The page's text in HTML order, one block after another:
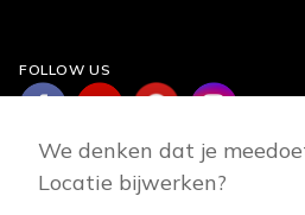
FOLLOW US
We denken dat je
Locatie bijwerken?